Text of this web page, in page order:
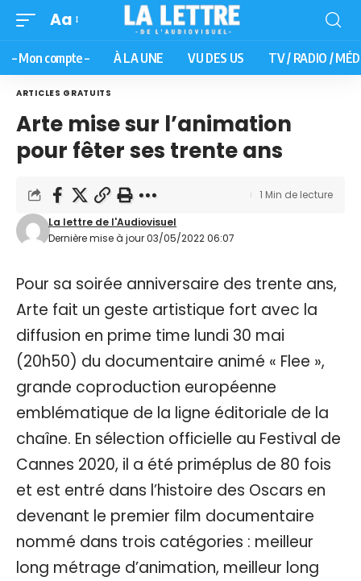
Aa
– Mon compte – À LA UNE VU DES US TV / RADIO /
ARTICLES GRATUITS
Arte mise sur l’animation
pour fêter ses trente ans
Dernière mise à jour 03/05/2022 06:07
La lettre de l'Audiovisuel
1 Min de lecture
Pour sa soirée anniversaire des trente ans,
Arte fait un geste artistique fort avec la
diffusion en prime time lundi 30 mai
(20h50) du documentaire animé « Flee »,
grande coproduction européenne
emblématique de la ligne éditoriale de la
chaîne. En sélection officielle au Festival de
Cannes 2020, il a été priméplus de 80 fois
et est entré dans l’histoire des Oscars en
devenant le premier film documentaire
nommé dans trois catégories : meilleur
long métrage d’animation, meilleur long